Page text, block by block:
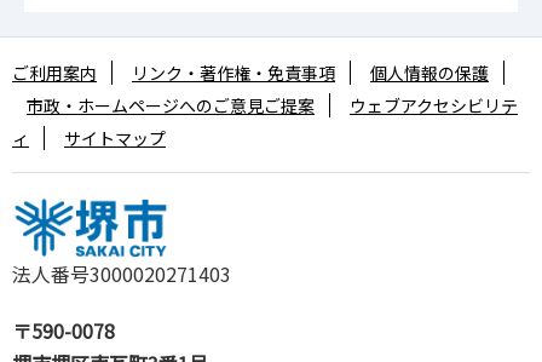
法人番号3000020271403
〒590-0078
ご利用案内 リンク・著作権・免責事項
個人情報の保護
市政・ホームページへのご意見ご提案
ウェブアクセシビリテ
ィ
サイトマップ